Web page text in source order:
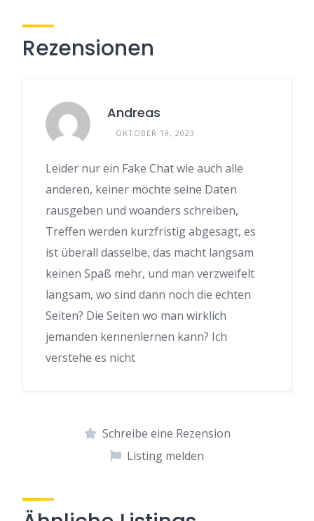
Rezensionen
Andreas
OKTOBER 19, 2023
Leider nur ein Fake Chat wie auch alle
anderen, keiner möchte seine Daten
rausgeben und woanders schreiben,
Treffen werden kurzfristig abgesagt, es
ist überall dasselbe, das macht langsam
keinen Spaß mehr, und man verzweifelt
langsam, wo sind dann noch die echten
Seiten? Die Seiten wo man wirklich
jemanden kennenlernen kann? Ich
verstehe es nicht
Schreibe eine Rezension
Listing melden